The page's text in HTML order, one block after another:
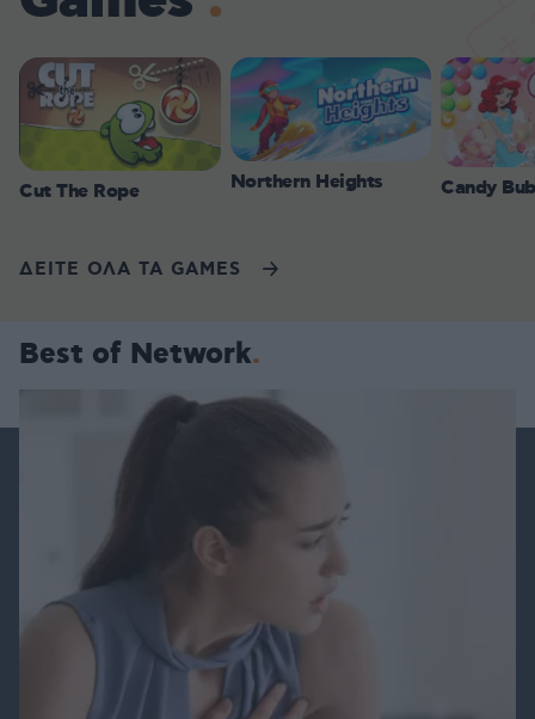
Cut The Rope Northern Heights Candy
ΔΕΙΤΕ ΟΛΑ ΤΑ GAMES
Best of Network